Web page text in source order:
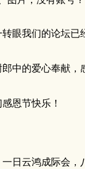
眼我们的论坛已
中的爱心奉献，
恩节快乐！
日云鸿成际会，